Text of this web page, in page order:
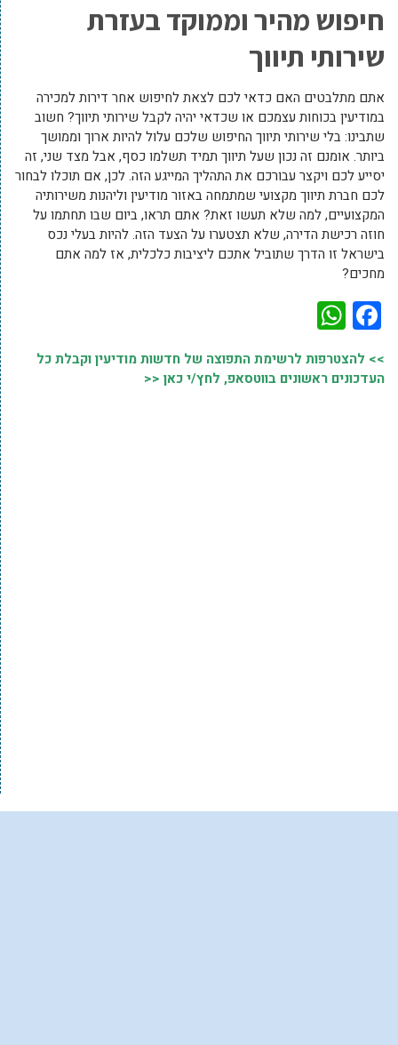
חיפוש מהיר וממוקד בעזרת
שירותי תיווך
אתם מתלבטים האם כדאי לכם לצאת לחיפוש אחר דירות למכירה
במודיעין בכוחות עצמכם או שכדאי יהיה לקבל שירותי תיווך? חשוב
שתבינו: בלי שירותי תיווך החיפוש שלכם עלול להיות ארוך וממושך
ביותר. אומנם זה נכון שעל תיווך תמיד תשלמו כסף, אבל מצד שני, זה
יסייע לכם ויקצר עבורכם את התהליך המייגע הזה. לכן, אם תוכלו לבחור
לכם חברת תיווך מקצועי שמתמחה באזור מודיעין וליהנות משירותיה
המקצועיים, למה שלא תעשו זאת? אתם תראו, ביום שבו תחתמו על
חוזה רכישת הדירה, שלא תצטערו על הצעד הזה. להיות בעלי נכס
בישראל זו הדרך שתוביל אתכם ליציבות כלכלית, אז למה אתם
מחכים?
Facebook
>> להצטרפות לרשימת התפוצה של חדשות מודיעין וקבלת כל
העדכונים ראשונים בווטסאפ, לחץ/י כאן <<